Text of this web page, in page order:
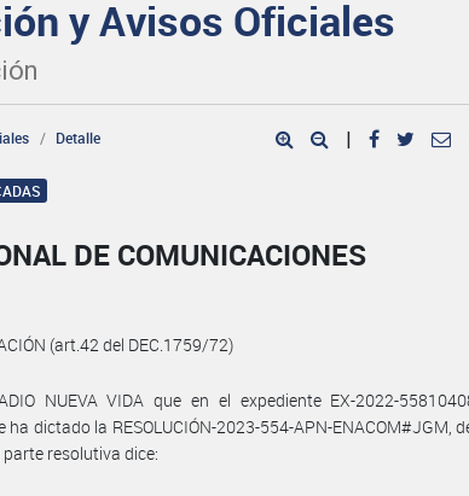
y Avisos Oficiales
Detalle |
DE COMUNICACIONES
(art.42 del DEC.1759/72)
NUEVA VIDA que en el expediente EX-2022-
ha dictado la RESOLUCIÓN-2023-554-APN-ENACOM#JGM,
resolutiva dice: